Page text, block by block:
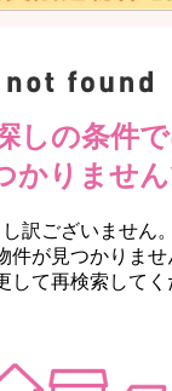
しの条件
かりません
訳ございません。
件が見つかりませ
して再検索してく